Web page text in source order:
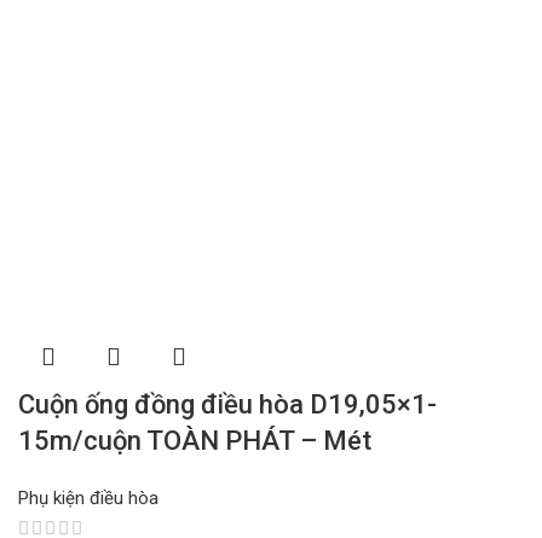
Cuộn ống đồng điều hòa D19,05×1-
15m/cuộn TOÀN PHÁT – Mét
Phụ kiện điều hòa